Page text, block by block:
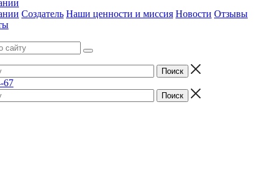
Создатель Наши ценности и миссия Новости Отзывы
67